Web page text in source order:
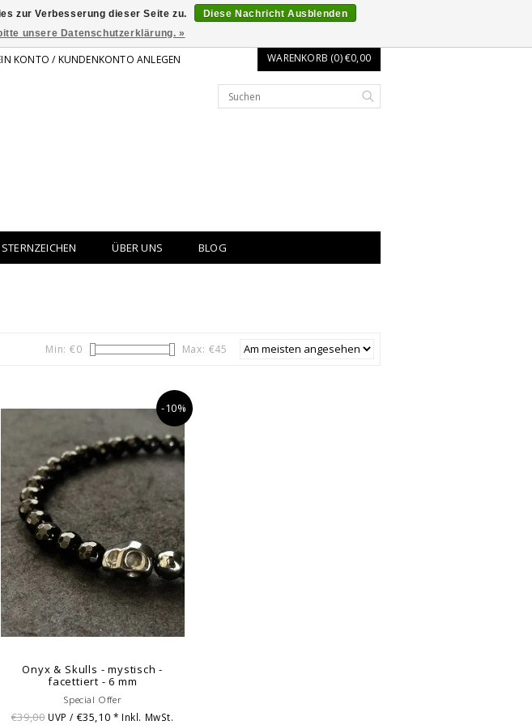
KONTO / KUNDENKONTO ANLEGEN WARENKORB (0) €0,00
STERNZEICHEN ÜBER UNS BLOG
Min: €0 Max: €45
-10%
Onyx & Skulls - mystisch -
facettiert - 6 mm
Special Offer
€39,00 UVP / €35,10 * Inkl. MwSt.
zur Verbesserung dieser Seite zu.
Diese Nachricht Ausblenden
unsere Datenschutzerklärung. »